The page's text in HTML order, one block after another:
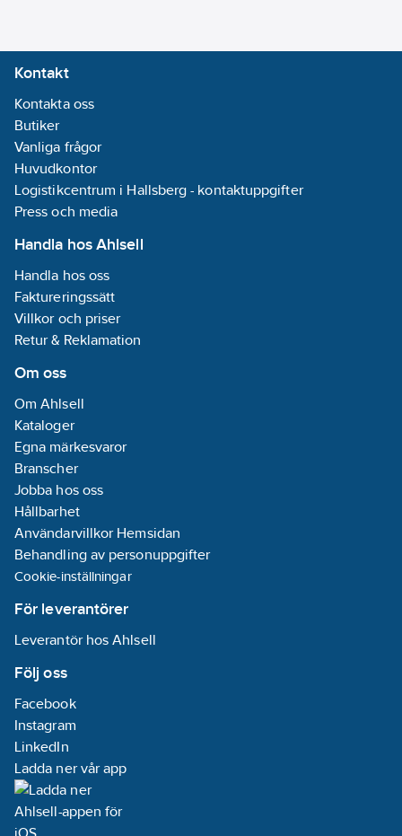
Kontakt
Kontakta oss
Butiker
Vanliga frågor
Huvudkontor
Logistikcentrum i Hallsberg - kontaktuppgifter
Press och media
Handla hos Ahlsell
Handla hos oss
Faktureringssätt
Villkor och priser
Retur & Reklamation
Om oss
Om Ahlsell
Kataloger
Egna märkesvaror
Branscher
Jobba hos oss
Hållbarhet
Användarvillkor Hemsidan
Behandling av personuppgifter
Cookie-inställningar
För leverantörer
Leverantör hos Ahlsell
Följ oss
Facebook
Instagram
LinkedIn
Ladda ner vår app